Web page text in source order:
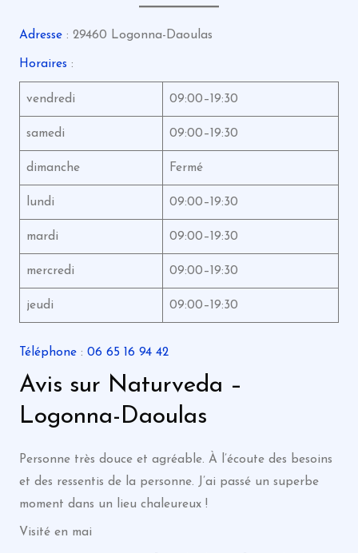
Adresse: 29460 Logonna-Daoulas
Horaires :
vendredi 09:00–19:30
samedi 09:00–19:30
dimanche Fermé
lundi 09:00–19:30
mardi 09:00–19:30
mercredi 09:00–19:30
jeudi 09:00–19:30
Téléphone: 06 65 16 94 42
Avis sur Naturveda –
Logonna-Daoulas
Personne très douce et agréable. À l’écoute des besoins
et des ressentis de la personne. J’ai passé un superbe
moment dans un lieu chaleureux !
Visité en mai